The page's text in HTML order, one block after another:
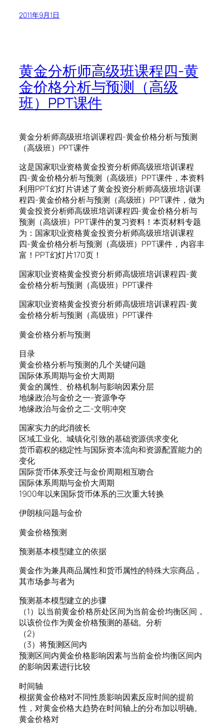
2011年9月1日
黄金分析师高级班课程四-黄
金价格分析与预测（高级
班）PPT课件
黄金分析师高级班培训课程四-黄金价格分析与预测
（高级班）PPT课件
这是国家职业资格黄金投资分析师高级班培训课程
四-黄金价格分析与预测（高级班）PPT课件，本资料
利用PPT幻灯片讲述了黄金投资分析师高级班培训课
程四-黄金价格分析与预测（高级班）PPT课件，做为
黄金投资分析师高级班培训课程四-黄金价格分析与
预测（高级班）PPT课件的复习资料！本页材料专题
为：国家职业资格黄金投资分析师高级班培训课程
四-黄金价格分析与预测（高级班）PPT课件，内容丰
富！PPT幻灯片170页！
国家职业资格黄金投资分析师高级班培训课程四-黄
金价格分析与预测（高级班）PPT课件
国家职业资格黄金投资分析师高级班培训课程四-黄
金价格分析与预测（高级班）PPT课件
黄金价格分析与预测
目录
黄金价格分析与预测的几个关键问题
国际体系周期与金价大周期
黄金的属性、价格机制与影响因素分层
地缘政治与金价之一-资源争夺
地缘政治与金价之二-文明冲突
国家实力的此消彼长
区域工业化、城镇化引致的基础资源供求变化
货币霸权的稳定性与国际资本流向和资源配置能力的
变化
国际货币体系变迁与金价周期相互吻合
国际体系周期与金价大周期
1900年以来国际货币体系的三次重大转换
伊朗核问题与金价
黄金价格预测
预测基本模型建立的依据
黄金作为兼具商品属性和货币属性的特殊大宗商品，
其市场参与者为
预测基本模型建立的步骤
（1）以当前黄金价格所处区间为当前金价均衡区间，
以该价位作为黄金价格预测的基础。分析
（2）
（3）将预测区间内
预测区间内黄金价格影响因素与当前金价均衡区间内
的影响因素进行比较
时间轴
根据黄金价格对不同性质影响因素反应时间的提前
性，对黄金价格大趋势在时间轴上的分布加以明确。
黄金价格对